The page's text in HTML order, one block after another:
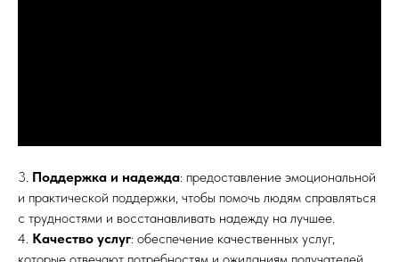
3. Поддержка и надежда: предоставление эмоциональной
и практической поддержки, чтобы помочь людям справляться
с трудностями и восстанавливать надежду на лучшее.
4. Качество услуг: обеспечение качественных услуг,
которые отвечают потребностям и ожиданиям получателей